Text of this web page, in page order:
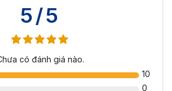
5/5
có đánh giá nào.
10
0